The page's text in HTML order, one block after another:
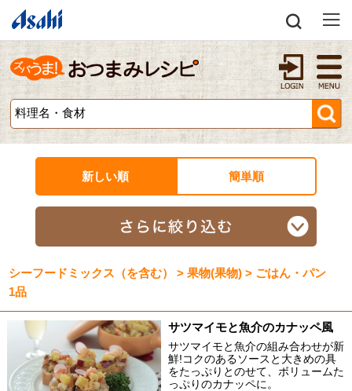
新しい順 簡単順
シーフードミックス（を含む） > 果物(果物) > ごはん・パン
1品
サツマイモと魚介のカナッペ風
サツマイモと魚介の組み合わせが新
鮮!コクのあるソースと大きめの具
をたっぷりとのせて、ボリュームた
っぷりのカナッペに。